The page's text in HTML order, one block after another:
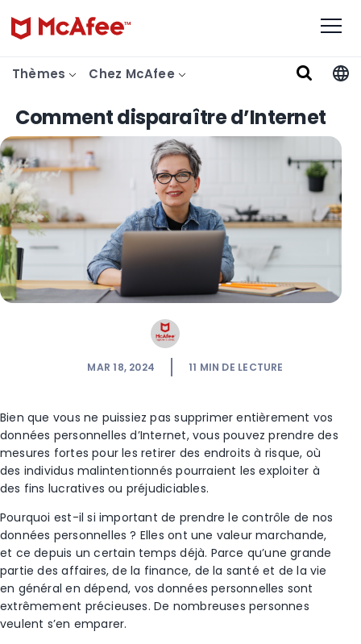
Thèmes Chez McAfee
Comment disparaître d’Internet
MAR 18, 2024 11 MIN DE LECTURE
Bien que vous ne puissiez pas supprimer entièrement vos
données personnelles d’Internet, vous pouvez prendre des
mesures fortes pour les retirer des endroits à risque, où
des individus malintentionnés pourraient les exploiter à
des fins lucratives ou préjudiciables.
Pourquoi est-il si important de prendre le contrôle de nos
données personnelles ? Elles ont une valeur marchande,
et ce depuis un certain temps déjà. Parce qu’une grande
partie des affaires, de la finance, de la santé et de la vie
en général en dépend, vos données personnelles sont
extrêmement précieuses. De nombreuses personnes
veulent s’en emparer.